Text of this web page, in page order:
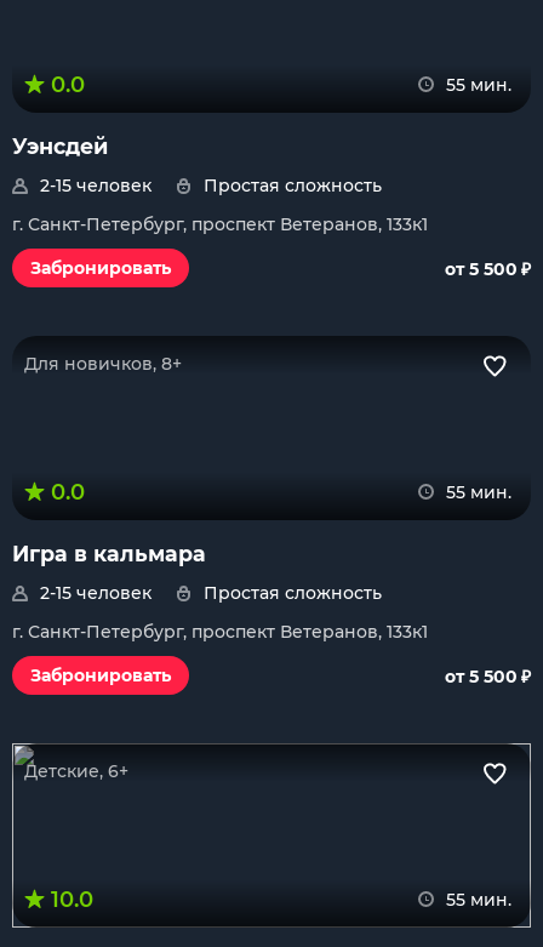
0.0 55 мин.
Уэнсдей
2-15 человек
Простая сложность
г. Санкт-Петербург, проспект Ветеранов, 133к1
Забронировать
от 5 500 ₽
Для новичков, 8+
0.0 55 мин.
Игра в кальмара
2-15 человек
Простая сложность
г. Санкт-Петербург, проспект Ветеранов, 133к1
Забронировать
от 5 500 ₽
Детские, 6+
10.0 55 мин.